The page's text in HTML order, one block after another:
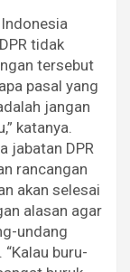
tidak
tersebut
pasal yang
jangan
katanya.
jabatan DPR
rancangan
akan selesai
alasan agar
undang
buru-